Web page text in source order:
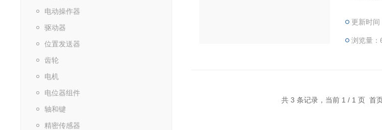
电动操作器
驱动器
位置发送器
齿轮
电机
电位器组件
轴和键
精密传感器
块、电位
更新时
浏览量：
共 3 条记录，当前 1 / 1 页